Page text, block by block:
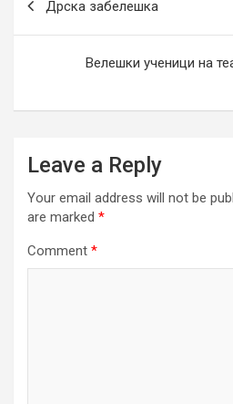
navigation
Дрска забелешка
Велешки ученици на
Leave a Reply
Your email address will not be
are marked *
Comment *